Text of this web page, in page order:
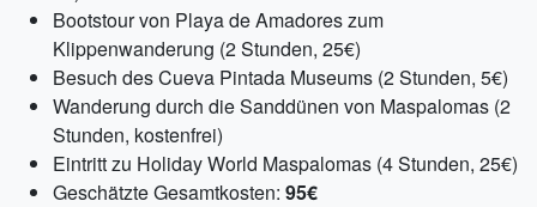
Bootstour von Playa de Amadores zum
Klippenwanderung (2 Stunden, 25€)
Besuch des Cueva Pintada Museums (2 Stunden, 5€)
Wanderung durch die Sanddünen von Maspalomas (2
Stunden, kostenfrei)
Eintritt zu Holiday World Maspalomas (4 Stunden, 25€)
Geschätzte Gesamtkosten: 95€